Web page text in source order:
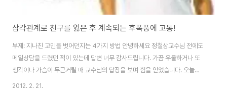
삼각관계로 친구를 잃은 후 계속되는 후폭풍에 고통!
부제: 지나친 고민을 벗어던지는 4가지 방법 안녕하세요 정철상교수님 전에도
메일상담을 드렸던 적이 있는데 답변 너무 감사드립니다. 가끔 우울하거나 또
생각이나 가슴이 두근거릴 때 교수님의 답장을 보며 힘을 얻었습니다. 오늘은
아직 생겨나지 않은 고민을 털어놓으려고 해요. 얼마 전 소문에 관한 한 영화를
2012. 2. 21.